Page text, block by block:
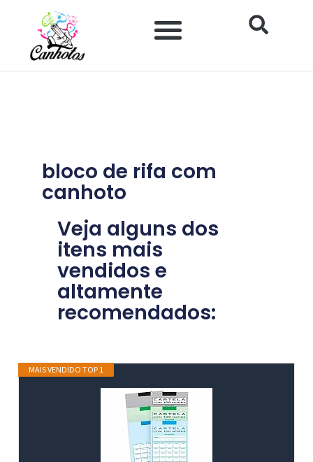
bloco de rifa com
canhoto
Veja alguns dos
itens mais
vendidos e
altamente
recomendados:
MAIS VENDIDO TOP 1